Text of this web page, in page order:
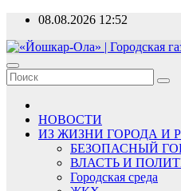
Перейти
содержимому
08.08.2026 12:52
«Йошкар-Ола» | Городская газета
Новости, события, люди
НОВОСТИ
ИЗ ЖИЗНИ ГОРОДА И
БЕЗОПАСНЫЙ
ВЛАСТЬ И
Городская среда